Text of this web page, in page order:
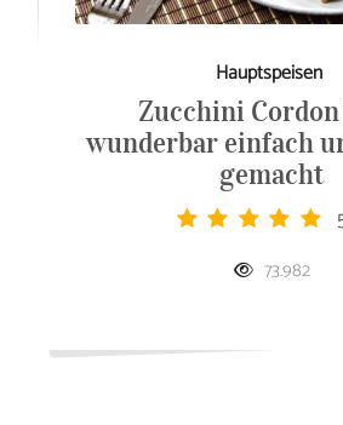
Hauptspeisen
Zucchini Cordon
wunderbar einfach
gemacht
73.982